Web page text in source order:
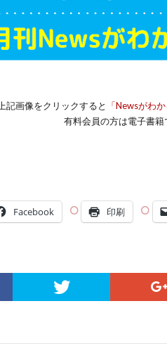
上記画像をクリックすると 「Newsがわ
有料会員の方は電子書籍
Facebook 印刷